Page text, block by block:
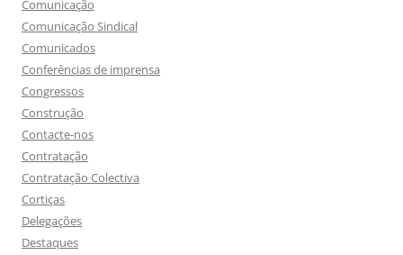
Comunicação
Comunicação Sindical
Comunicados
Conferências de imprensa
Congressos
Construção
Contacte-nos
Contratação
Contratação Colectiva
Cortiças
Delegações
Destaques